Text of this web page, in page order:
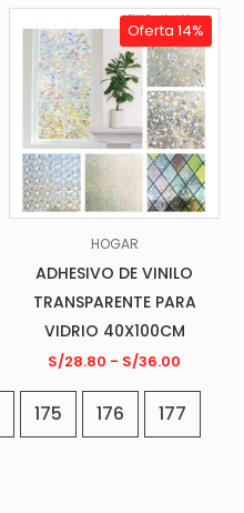
Oferta 14%
HOGAR
ADHESIVO DE VINILO
TRANSPARENTE PARA
VIDRIO 40X100CM
S/28.80 - S/36.00
175 176 177